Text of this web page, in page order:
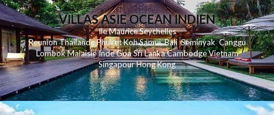
VILLAS ASIE OCEAN INDIEN
Ile MauriceSeychelles
ReunionThailandePhuketKohSamui Bali SeminyakCanggu
LombokMalaisieIndeGoaSri LankaCambodgeVietnam
SingapourHong Kong